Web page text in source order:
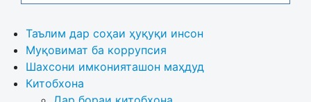
Таълим дар соҳаи ҳуқуқи инсон
Муқовимат ба коррупсия
Шахсони имконияташон маҳдуд
Китобхона